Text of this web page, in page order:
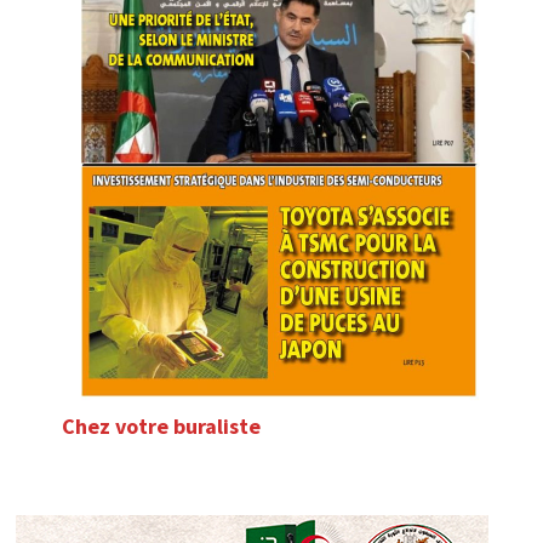
Chez votre buraliste